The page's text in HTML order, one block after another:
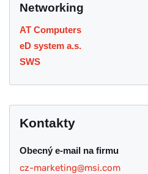
Networking
AT Computers
eD system a.s.
SWS
Kontakty
Obecný e-mail na firmu
cz-marketing@msi.com